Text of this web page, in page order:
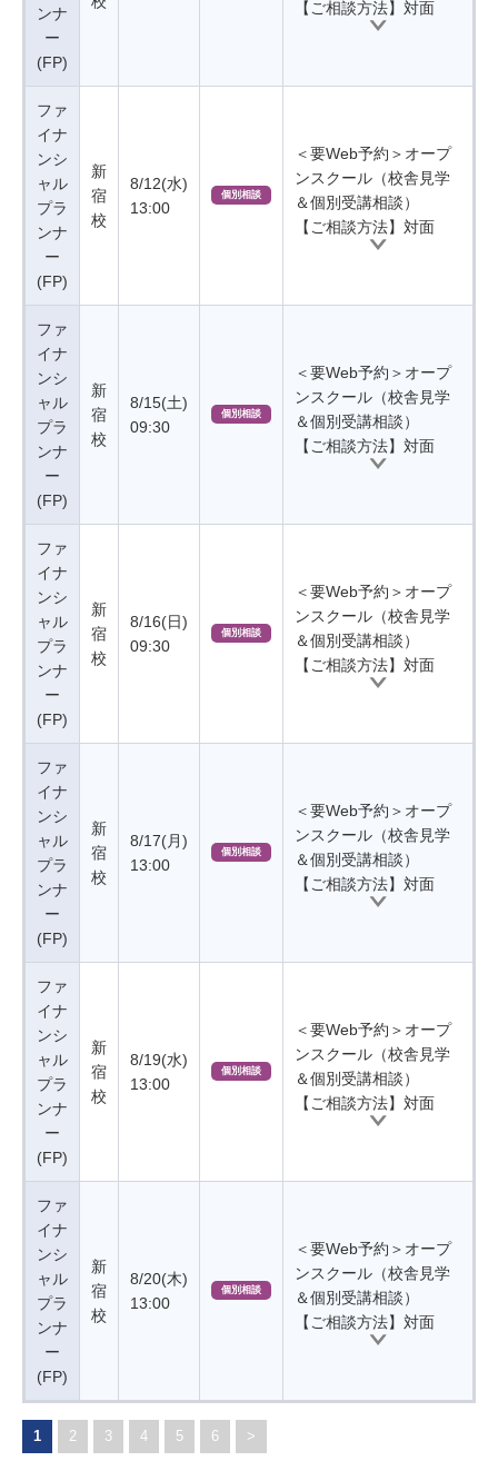
ンナ
ー
(FP)
【ご相談方法】対面
ファ
イナ
ンシ
ャル
プラ
ンナ
ー
(FP)
新
宿
校
8/12(水)
13:00
個別相談
＜要Web予約＞オープ
ンスクール（校舎見学
＆個別受講相談）
【ご相談方法】対面
ファ
イナ
ンシ
ャル
プラ
ンナ
ー
(FP)
新
宿
校
8/15(土)
09:30
個別相談
＜要Web予約＞オープ
ンスクール（校舎見学
＆個別受講相談）
【ご相談方法】対面
ファ
イナ
ンシ
ャル
プラ
ンナ
ー
(FP)
新
宿
校
8/16(日)
09:30
個別相談
＜要Web予約＞オープ
ンスクール（校舎見学
＆個別受講相談）
【ご相談方法】対面
ファ
イナ
ンシ
ャル
プラ
ンナ
ー
(FP)
新
宿
校
8/17(月)
13:00
個別相談
＜要Web予約＞オープ
ンスクール（校舎見学
＆個別受講相談）
【ご相談方法】対面
ファ
イナ
ンシ
ャル
プラ
ンナ
ー
(FP)
新
宿
校
8/19(水)
13:00
個別相談
＜要Web予約＞オープ
ンスクール（校舎見学
＆個別受講相談）
【ご相談方法】対面
ファ
イナ
ンシ
ャル
プラ
ンナ
ー
(FP)
新
宿
校
8/20(木)
13:00
個別相談
＜要Web予約＞オープ
ンスクール（校舎見学
＆個別受講相談）
【ご相談方法】対面
1 2 3 4 5 6 >